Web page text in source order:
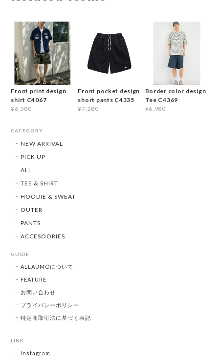
Front print design
shirt C4067
¥6,580
Front pocket design
short pants C4335
¥7,280
Border color design
Tee C4369
¥6,980
CATEGORY
NEW ARRIVAL
PICK UP
ALL
TEE & SHIRT
HOODIE & SWEAT
OUTER
PANTS
ACCESOORIES
GUIDE
ALLAUMOについて
FEATURE
お問い合わせ
プライバシーポリシー
特定商取引法に基づく表記
LINK
Instagram